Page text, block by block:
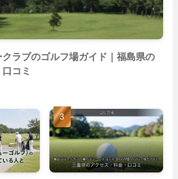
ラブのゴルフ場ガイド｜福島県の
コミ